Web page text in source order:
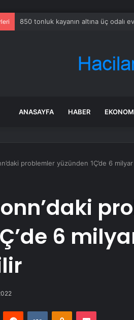
850 tonluk kayanın altına üç odalı
ANASAYFA HABER
problemler yüzünden 1Ç’de 6
6
Reddit VKontakteOdnoklassniki
Pocket